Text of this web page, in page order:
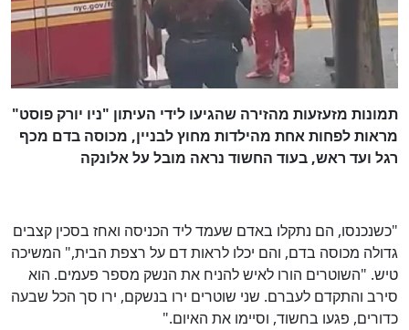
תמונות מזעזעות מהזירה שהגיעו לידי העיתון "ניו יורק פוסט"
מראות לפחות אחת מהילדות מחוץ לבניין, מכוסה בדם מכף
רגל ועד ראש, בעוד החשוד נראה מובל על אלונקה
"כשנכנסו, הם נתקלו באדם שעמד ליד הכניסה ואחז בסכין קצבים
גדולה מכוסה בדם, והם יכלו לראות דם על רצפת הבית," המשיכה
טיש. "השוטרים הורו לאיש להניח את הנשק מספר פעמים. הוא
סירב והתקדם לעברם. שני שוטרים ירו בנשקם, ירו סך הכל שבעה
כדורים, פגעו בחשוד, וסיימו את האיום."